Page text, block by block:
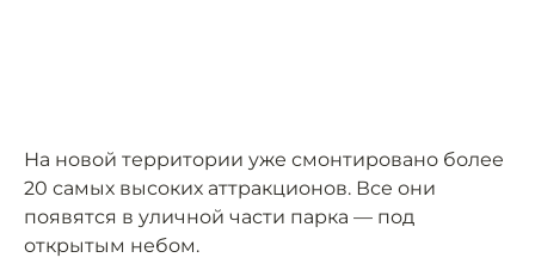
На новой территории уже смонтировано более
20 самых высоких аттракционов. Все они
появятся в уличной части парка — под
открытым небом.